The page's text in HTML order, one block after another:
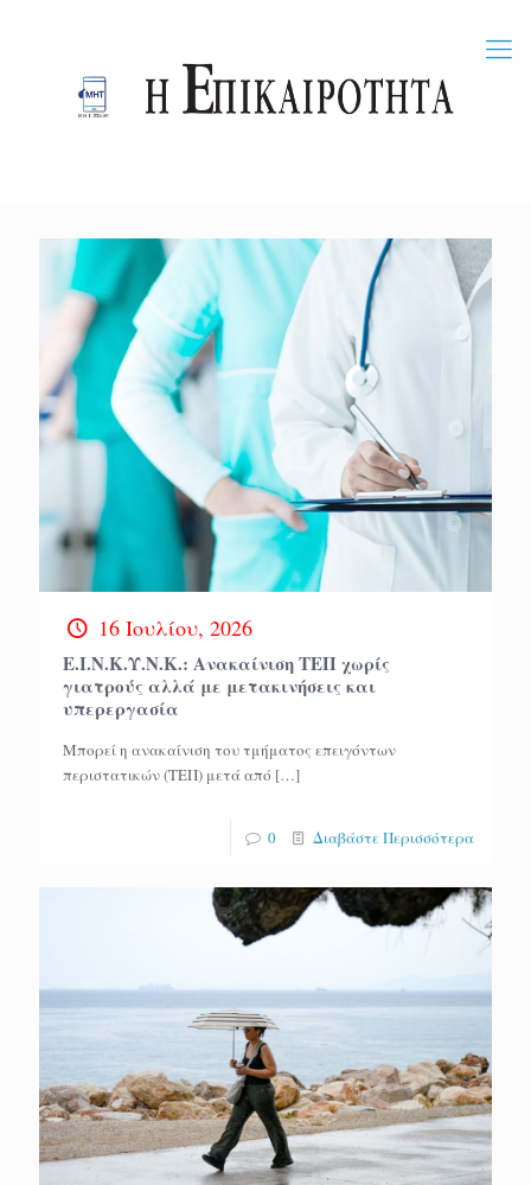
16 Ιουλίου, 2026
Ε.Ι.Ν.Κ.Υ.Ν.Κ.: Ανακαίνιση ΤΕΠ χωρίς
γιατρούς αλλά με μετακινήσεις και
υπερεργασία
Μπορεί η ανακαίνιση του τμήματος επειγόντων
περιστατικών (ΤΕΠ) μετά από […]
0 Διαβάστε Περισσότερα